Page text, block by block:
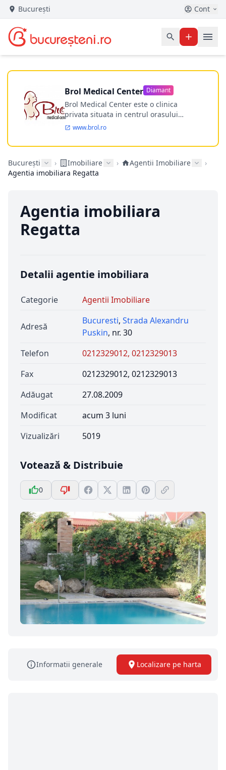
București Cont
Brol Medical Center Diamant
Brol Medical Center este o clinica
privata situata in centrul orasului
Timisoara avand o experienta de
Incepand din anul 2009 clinica isi
ultramodern.
www.brol.ro
București › Imobiliare › Agentii Imobiliare
›
Agentia imobiliara Regatta
Agentia imobiliara
Regatta
Detalii agentie imobiliara
Categorie Agentii Imobiliare
Adresă
Bucuresti, Strada Alexandru
Puskin, nr. 30
Telefon
0212329012, 0212329013
Fax
0212329012, 0212329013
Adăugat
27.08.2009
Modificat
acum 3 luni
Vizualizări
5019
Votează & Distribuie
0
Informatii generale Localizare pe harta